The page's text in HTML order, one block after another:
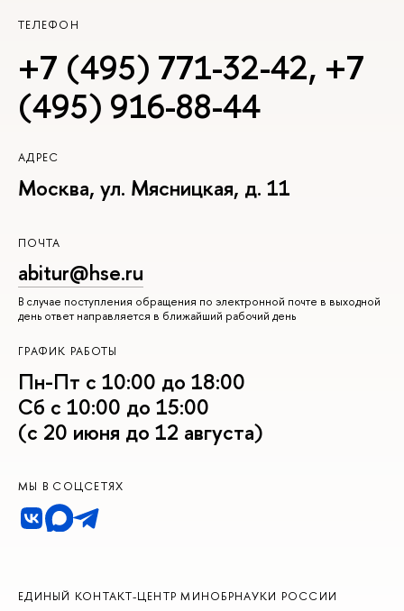
ТЕЛЕФОН
+7 (495) 771-32-42, +7
(495) 916-88-44
АДРЕС
Москва, ул. Мясницкая, д. 11
ПОЧТА
abitur@hse.ru
В случае поступления обращения по электронной почте в выходной
день ответ направляется в ближайший рабочий день
ГРАФИК РАБОТЫ
Пн-Пт с 10:00 до 18:00
Сб с 10:00 до 15:00
(с 20 июня до 12 августа)
МЫ В СОЦСЕТЯХ
ЕДИНЫЙ КОНТАКТ-ЦЕНТР МИНОБРНАУКИ РОССИИ